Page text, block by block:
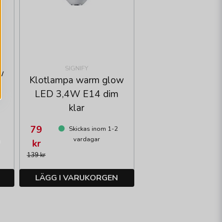
SIGNIFY
Klotlampa warm glow
LED 3,4W E14 dim
klar
139 kr
79
kr
Skickas inom 1-2
vardagar
LÄGG I VARUKORGEN